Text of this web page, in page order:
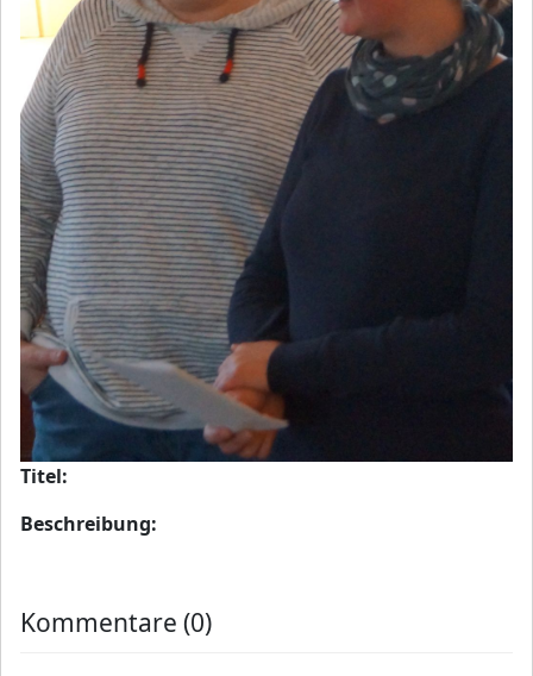
Titel:
Beschreibung:
Kommentare (0)